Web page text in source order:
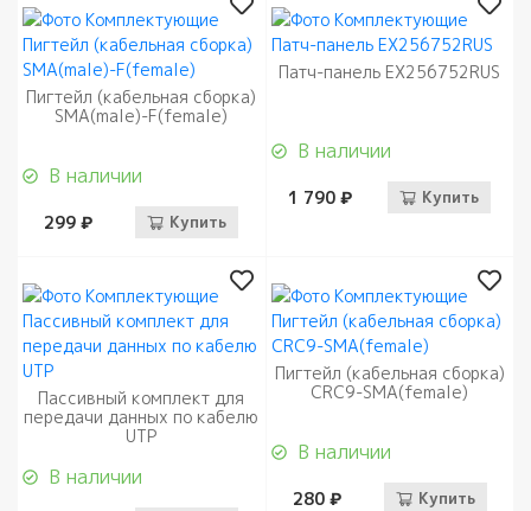
Пигтейл (кабельная сборка)
SMA(male)-F(female)
В наличии
299 ₽ Купить
Патч-панель EX256752RUS
В наличии
1 790 ₽ Купить
Пассивный комплект для
передачи данных по кабелю
UTP
В наличии
Пигтейл (кабельная сборка)
CRC9-SMA(female)
В наличии
280 ₽ Купить